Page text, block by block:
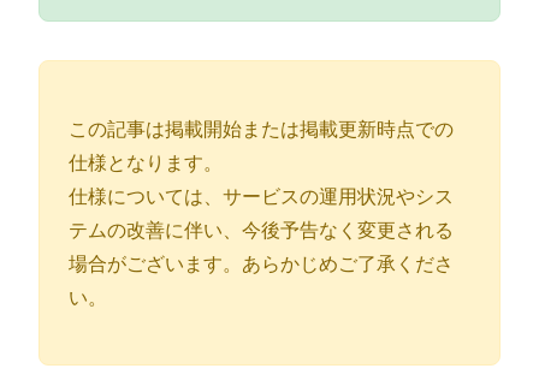
この記事は掲載開始または掲載更新時点での
仕様となります。
仕様については、サービスの運用状況やシス
テムの改善に伴い、今後予告なく変更される
場合がございます。あらかじめご了承くださ
い。